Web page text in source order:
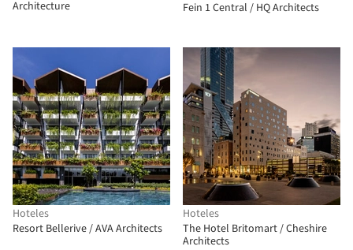
Architecture
Fein 1 Central / HQ Architects
Hoteles
Resort Bellerive / AVA Architects
Hoteles
The Hotel Britomart / Cheshire
Architects